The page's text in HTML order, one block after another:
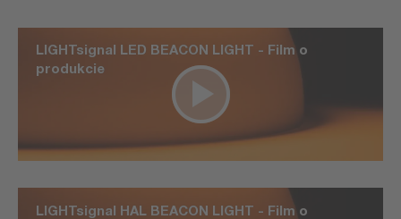
LIGHTsignal LED BEACON LIGHT - Film o
produkcie
LIGHTsignal HAL BEACON LIGHT - Film o